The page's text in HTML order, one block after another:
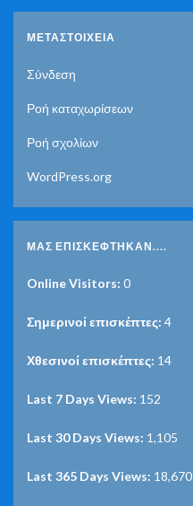
ΜΕΤΑΣΤΟΙΧΕΊΑ
Σύνδεση
Ροή καταχωρίσεων
Ροή σχολίων
WordPress.org
ΜΑΣ ΕΠΙΣΚΈΦΤΗΚΑΝ....
Online Visitors: 0
Σημερινοί επισκέπτες: 4
Χθεσινοί επισκέπτες: 14
Last 7 Days Views: 152
Last 30 Days Views: 1,105
Last 365 Days Views: 18,670